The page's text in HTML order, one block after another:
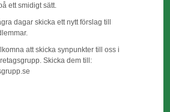
ett smidigt sätt.
dagar skicka ett nytt förslag till
att skicka synpunkter till oss i
Skicka dem till: